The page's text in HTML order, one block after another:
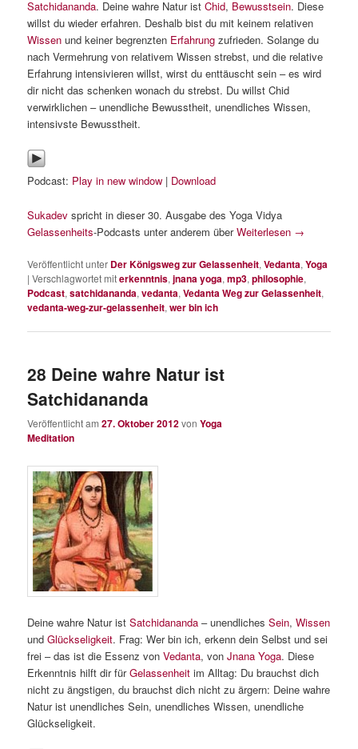
Satchidananda. Deine wahre Natur istChid, Bewusstsein. Diese
willst du wieder erfahren. Deshalb bist du mit keinem relativen
Wissenund keiner begrenzten Erfahrungzufrieden. Solange du
nach Vermehrung von relativem Wissen strebst, und die relative
Erfahrung intensivieren willst, wirst du enttäuscht sein – es wird
dir nicht das schenken wonach du strebst. Du willst Chid
verwirklichen – unendliche Bewusstheit, unendliches Wissen,
intensivste Bewusstheit.
Podcast: Play in new window | Download
Sukadevspricht in dieser 30. Ausgabe des Yoga Vidya
Gelassenheits-Podcasts unter anderem überWeiterlesen →
Veröffentlicht unter Der Königsweg zur Gelassenheit,Vedanta,Yoga
|Verschlagwortet miterkenntnis,jnana yoga,mp3,philosophie,
Podcast,satchidananda,vedanta,Vedanta Weg zur Gelassenheit,
vedanta-weg-zur-gelassenheit,wer bin ich
28 Deine wahre Natur ist
Satchidananda
Veröffentlicht am27. Oktober 2012vonYoga
Meditation
Deine wahre Natur istSatchidananda– unendlichesSein,Wissen
undGlückseligkeit. Frag: Wer bin ich, erkenn dein Selbst und sei
frei – das ist die Essenz vonVedanta, vonJnana Yoga. Diese
Erkenntnis hilft dir fürGelassenheitim Alltag: Du brauchst dich
nicht zu ängstigen, du brauchst dich nicht zu ärgern: Deine wahre
Natur ist unendliches Sein, unendliches Wissen, unendliche
Glückseligkeit.